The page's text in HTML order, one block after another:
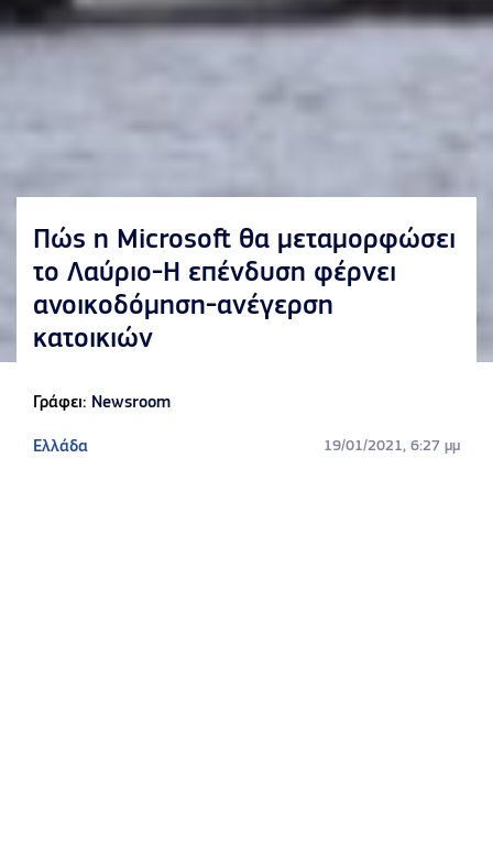
Πώς η Microsoft θα μεταμορφώσει
το Λαύριο-Η επένδυση φέρνει
ανοικοδόμηση-ανέγερση
κατοικιών
Γράφει: Newsroom
Ελλάδα 19/01/2021, 6:27 μμ